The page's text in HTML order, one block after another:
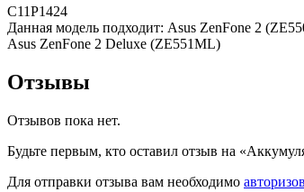
C11P1424
Данная модель подходит: Asus ZenFone 2
Asus ZenFone 2 Deluxe (ZE551ML)
Отзывы
Отзывов пока нет.
Будьте первым, кто оставил отзыв на
Для отправки отзыва вам необходимо